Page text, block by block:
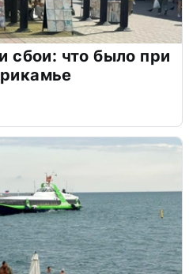
сбои: что было при